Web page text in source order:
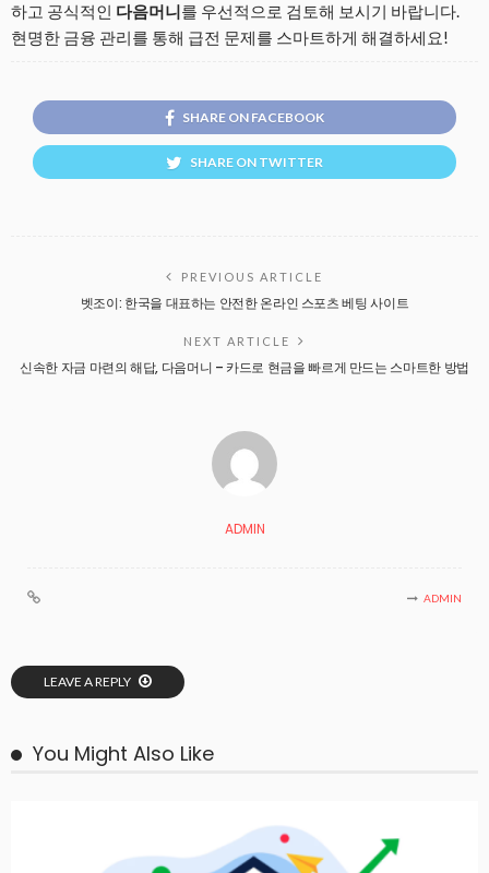
하고 공식적인 다음머니를 우선적으로 검토해 보시기 바랍니다.
현명한 금융 관리를 통해 급전 문제를 스마트하게 해결하세요!
SHARE ON FACEBOOK
SHARE ON TWITTER
PREVIOUS ARTICLE
벳조이: 한국을 대표하는 안전한 온라인 스포츠 베팅 사이트
NEXT ARTICLE
신속한 자금 마련의 해답, 다음머니 – 카드로 현금을 빠르게 만드는 스마트한 방법
ADMIN
ADMIN
LEAVE A REPLY
You Might Also Like